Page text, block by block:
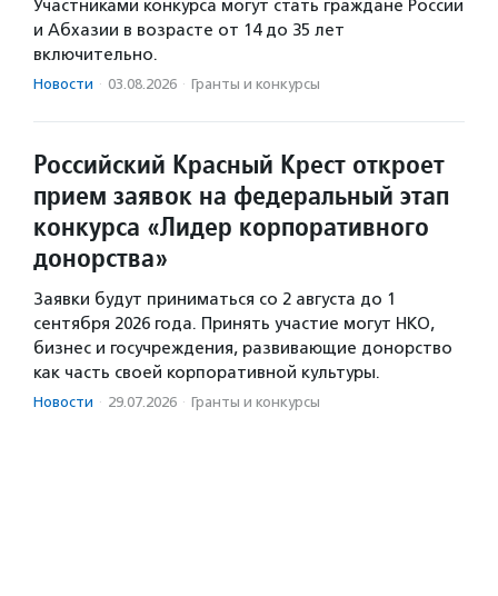
Участниками конкурса могут стать граждане России
и Абхазии в возрасте от 14 до 35 лет
включительно.
Новости · 03.08.2026 · Гранты и конкурсы
Российский Красный Крест откроет
прием заявок на федеральный этап
конкурса «Лидер корпоративного
донорства»
Заявки будут приниматься со 2 августа до 1
сентября 2026 года. Принять участие могут НКО,
бизнес и госучреждения, развивающие донорство
как часть своей корпоративной культуры.
Новости · 29.07.2026 · Гранты и конкурсы